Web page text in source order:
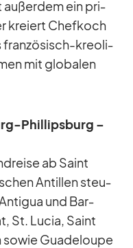
au­ßer­dem ein pri­
kre­iert Chef­koch
fran­zö­sisch-kreo­li­
mit glo­ba­len
Phil­lips­burg –
ab Saint
An­til­len steu­
und Bar­
St. Lu­cia, Saint
so­wie Gua­de­loupe